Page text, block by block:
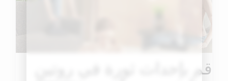
قم بإحداث ثورة في روتين